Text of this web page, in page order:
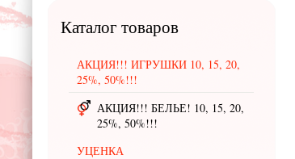
Каталог товаров
АКЦИЯ!!! ИГРУШКИ 10, 15, 20,
25%, 50%!!!
АКЦИЯ!!! БЕЛЬЕ! 10, 15, 20,
25%, 50%!!!
УЦЕНКА